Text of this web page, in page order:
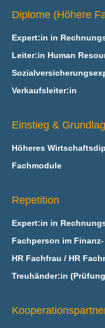
Diplome (Höhere
Expert:in in
Leiter:in Human
Verkaufsleiter:in
Einstieg &
Höheres
Fachmodule
Repetition
Expert:in in
Fachperson im
HR Fachfrau / HR
Treuhänder:in